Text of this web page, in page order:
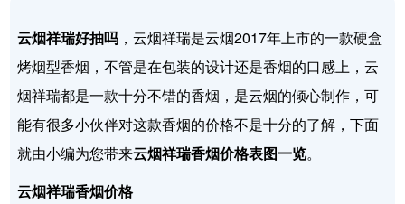
云烟祥瑞好抽吗 ，云烟祥瑞是云烟2017年上市的一款硬盒
烤烟型香烟，不管是在包装的设计还是香烟的口感上，云
烟祥瑞都是一款十分不错的香烟，是云烟的倾心制作，可
能有很多小伙伴对这款香烟的价格不是十分的了解，下面
就由小编为您带来云烟祥瑞香烟价格表图一览。
云烟祥瑞香烟价格